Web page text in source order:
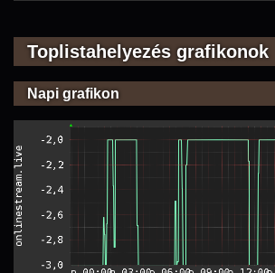
Toplistahelyezés grafikonok
Napi grafikon